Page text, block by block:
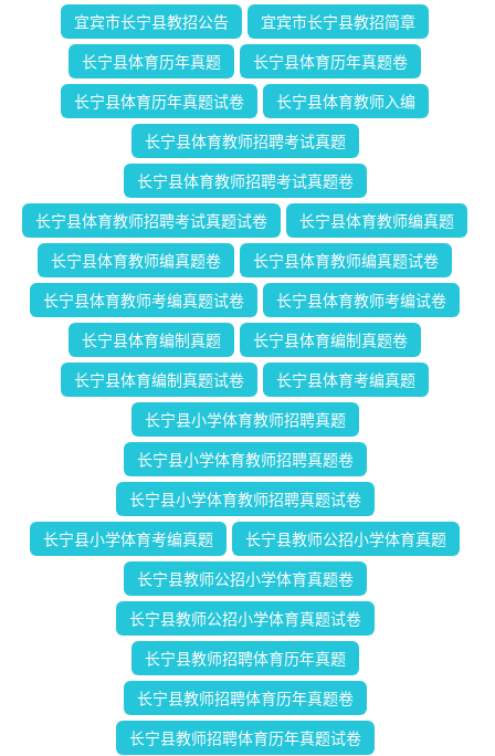
宜宾市长宁县教招公告 宜宾市长宁县教招简章
长宁县体育历年真题 长宁县体育历年真题卷
长宁县体育历年真题试卷 长宁县体育教师入编
长宁县体育教师招聘考试真题
长宁县体育教师招聘考试真题卷
长宁县体育教师招聘考试真题试卷 长宁县体育教师编真题
长宁县体育教师编真题卷 长宁县体育教师编真题试卷
长宁县体育教师考编真题试卷 长宁县体育教师考编试卷
长宁县体育编制真题 长宁县体育编制真题卷
长宁县体育编制真题试卷 长宁县体育考编真题
长宁县小学体育教师招聘真题
长宁县小学体育教师招聘真题卷
长宁县小学体育教师招聘真题试卷
长宁县小学体育考编真题 长宁县教师公招小学体育真题
长宁县教师公招小学体育真题卷
长宁县教师公招小学体育真题试卷
长宁县教师招聘体育历年真题
长宁县教师招聘体育历年真题卷
长宁县教师招聘体育历年真题试卷